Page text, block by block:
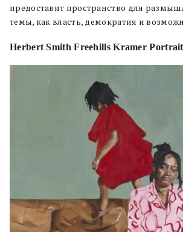
предоставит пространство для
темы, как власть, демократия и
Herbert Smith Freehills Kramer